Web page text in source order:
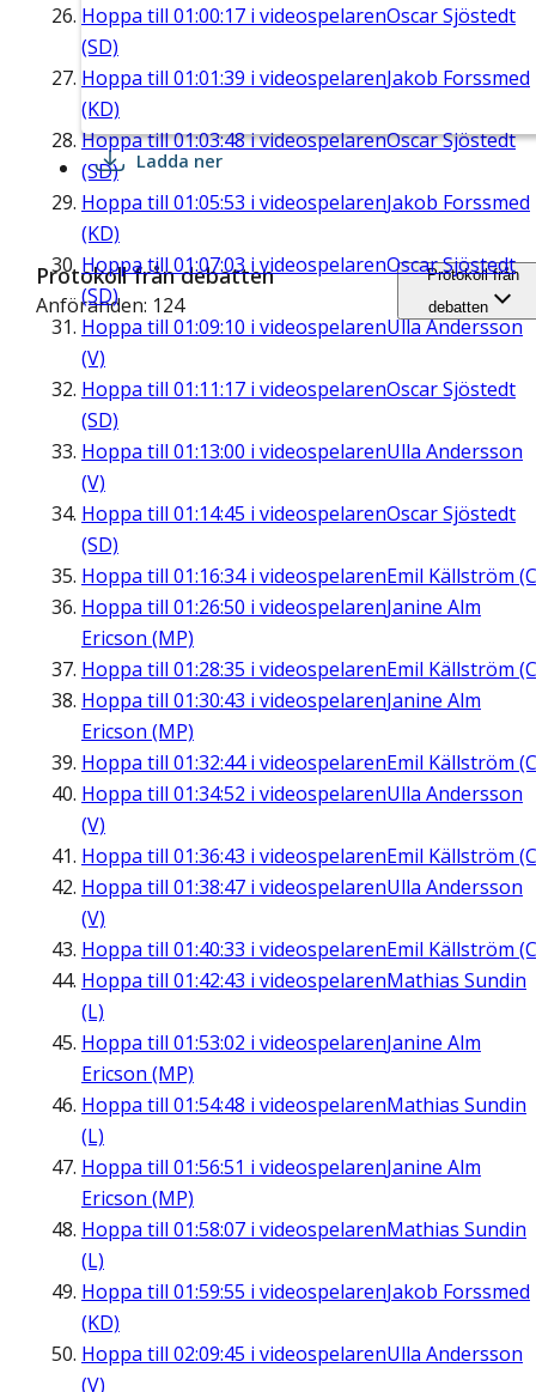
Hoppa till 01:00:17 i videospelarenOscar Sjöstedt
(SD)
Hoppa till 01:01:39 i videospelarenJakob Forssmed
(KD)
Hoppa till01:03:48i videospelarenOscar Sjöstedt
(SD)
Hoppa till 01:05:53 i videospelarenJakob Forssmed
(KD)
Hoppa till 01:07:03 i videospelarenOscar Sjöstedt
(SD)
Hoppa till 01:09:10 i videospelarenUlla Andersson
(V)
Hoppa till 01:11:17 i videospelarenOscar Sjöstedt
(SD)
Hoppa till 01:13:00 i videospelarenUlla Andersson
(V)
Hoppa till 01:14:45 i videospelarenOscar Sjöstedt
(SD)
Hoppa till 01:16:34i videospelarenEmil Källström
Hoppa till 01:26:50 i videospelarenJanine Alm
Ericson (MP)
Hoppa till 01:28:35 i videospelarenEmil Källström
Hoppa till 01:30:43 i videospelarenJanine Alm
Ericson (MP)
Hoppa till 01:32:44i videospelarenEmil Källström
Hoppa till 01:34:52 i videospelarenUlla Andersson
(V)
Hoppa till 01:36:43 i videospelarenEmil Källström
Hoppa till 01:38:47 i videospelarenUlla Andersson
(V)
Hoppa till 01:40:33 i videospelarenEmil Källström
Hoppa till 01:42:43 i videospelarenMathias Sundin
(L)
Hoppa till 01:53:02 i videospelarenJanine Alm
Ericson (MP)
Hoppa till 01:54:48 i videospelarenMathias Sundin
(L)
Hoppa till 01:56:51 i videospelarenJanine Alm
Ericson (MP)
Hoppa till 01:58:07 i videospelarenMathias Sundin
(L)
Hoppa till 01:59:55 i videospelarenJakob Forssmed
(KD)
Hoppa till 02:09:45 i videospelarenUlla Andersson
(V)
Ladda ner
Protokoll från debatten
Anföranden: 124
Protokoll från
debatten